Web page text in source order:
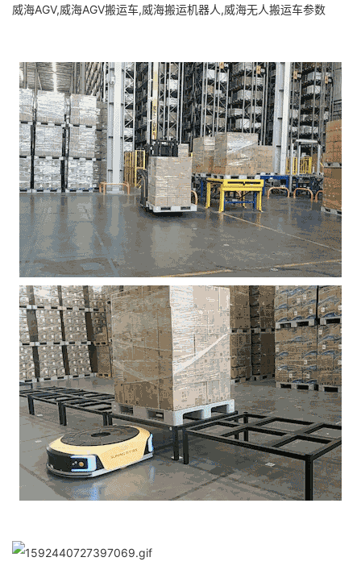
威海AGV,威海AGV搬运车,威海搬运机器人,威海无人搬运车参数